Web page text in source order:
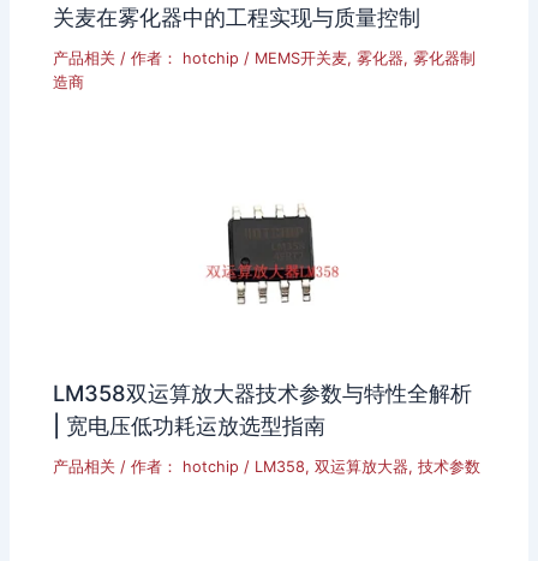
关麦在雾化器中的工程实现与质量控制
产品相关 / 作者： hotchip/ MEMS开关麦,雾化器,雾化器制
造商
LM358双运算放大器技术参数与特性全解析
| 宽电压低功耗运放选型指南
产品相关 / 作者： hotchip / LM358,双运算放大器,技术参数